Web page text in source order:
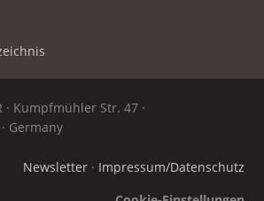
· Kumpfmühler Str. 47 ·
Germany
Newsletter· Impressum/Datenschutz